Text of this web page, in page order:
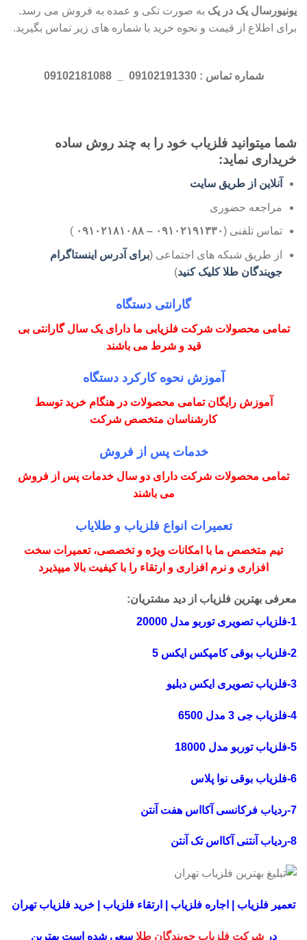
یونیورسال یک در یک به صورت تکی و عمده به فروش می رسد.
برای اطلاع از قیمت و نحوه خرید با شماره های زیر تماس بگیرید.
شماره تماس : 09102191330 _ 09102181088
شما میتوانید فلزیاب خود را به چند روش ساده
خریداری نماید:
آنلاین از طریق سایت
مراجعه حضوری
تماس تلفنی (۰۹۱۰۲۱۹۱۳۳۰ – ۰۹۱۰۲۱۸۱۰۸۸ )
از طریق شبکه های اجتماعی (برای آدرس اینستاگرام
جویندگان طلا کلیک کنید)
گارانتی دستگاه
تمامی محصولات شرکت فلزیابی ما دارای یک سال گارانتی بی
قید و شرط می باشند
آموزش نحوه کارکرد دستگاه
آموزش رایگان تمامی محصولات در هنگام خرید توسط
کارشناسان متخصص شرکت
خدمات پس از فروش
تمامی محصولات شرکت دارای دو سال خدمات پس از فروش
می باشند
تعمیرات انواع فلزیاب و طلایاب
تیم متخصص ما با امکانات ویژه و تخصصی، تعمیرات سخت
افزاری و نرم افزاری و ارتقاء را با کیفیت بالا میپذیرد
معرفی بهترین فلزیاب از دید مشتریان:
1-فلزیاب تصویری توربو مدل 20000
2-فلزیاب بوقی کامپکس ایکس 5
3-فلزیاب تصویری ایکس دبلیو
4-فلزیاب جی 3 مدل 6500
5-فلزیاب توربو مدل 18000
6-فلزیاب بوقی نوا پلاس
7-ردیاب فرکانسی آکااس هفت آنتن
8-ردیاب آنتنی آکااس تک آنتن
تعمیر فلزیاب | اجاره فلزیاب | ارتقاء فلزیاب | خرید فلزیاب تهران
درشرکت فلزیاب جویندگان طلا سعی شده است بهترین